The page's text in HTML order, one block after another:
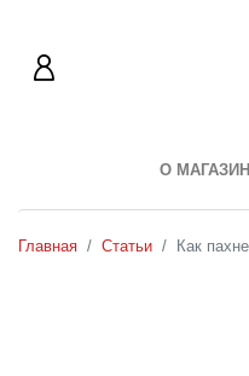
О
Главная Статьи Как